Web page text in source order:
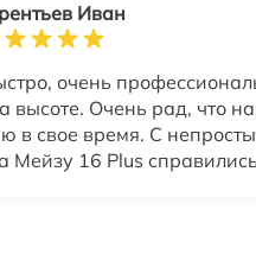
Иван
очень
высоте. Очень рад, что
в свое время. С
Мейзу 16 Plus